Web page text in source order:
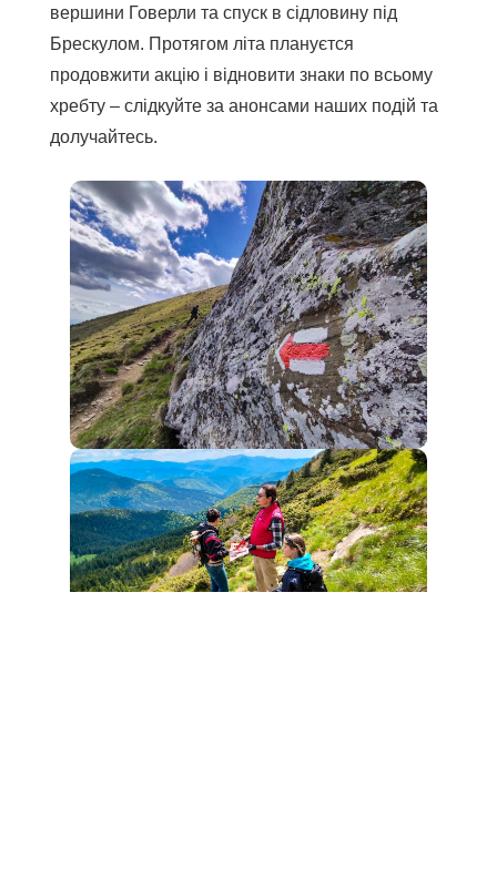
вершини Говерли та спуск в сідловину під
Брескулом. Протягом літа плануєтся
продовжити акцію і відновити знаки по всьому
хребту – слідкуйте за анонсами наших подій та
долучайтесь.